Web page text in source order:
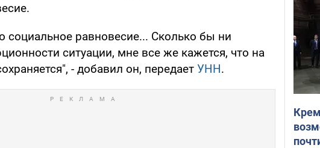
социальное равновесие... Сколько бы ни
ситуации, мне все же кажется, что на
- добавил он, передает УНН.